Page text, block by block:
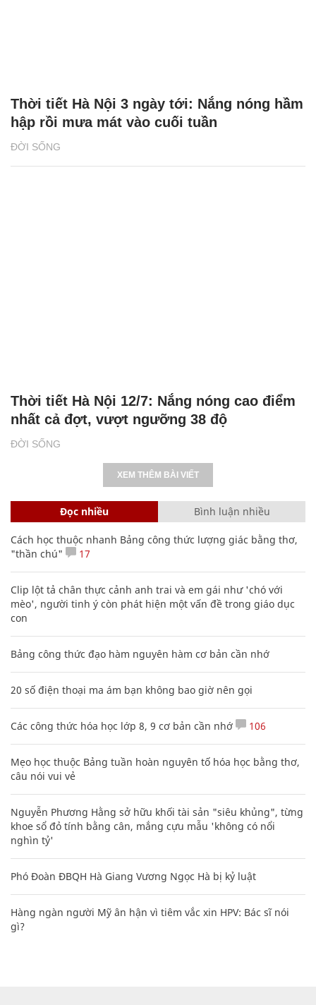
ĐỜI SỐNG
Thời tiết Hà Nội 3 ngày tới: Nắng nóng hầm
hập rồi mưa mát vào cuối tuần
ĐỜI SỐNG
Thời tiết Hà Nội 12/7: Nắng nóng cao điểm
nhất cả đợt, vượt ngưỡng 38 độ
XEM THÊM BÀI VIẾT
Đọc nhiều Bình luận nhiều
Cách học thuộc nhanh Bảng công thức lượng giác bằng thơ,
"thần chú"
17
Clip lột tả chân thực cảnh anh trai và em gái như 'chó với
mèo', người tinh ý còn phát hiện một vấn đề trong giáo dục
con
Bảng công thức đạo hàm nguyên hàm cơ bản cần nhớ
20 số điện thoại ma ám bạn không bao giờ nên gọi
Các công thức hóa học lớp 8, 9 cơ bản cần nhớ 106
Mẹo học thuộc Bảng tuần hoàn nguyên tố hóa học bằng thơ,
câu nói vui vẻ
Nguyễn Phương Hằng sở hữu khối tài sản "siêu khủng", từng
khoe sổ đỏ tính bằng cân, mắng cựu mẫu 'không có nổi
nghìn tỷ'
Phó Đoàn ĐBQH Hà Giang Vương Ngọc Hà bị kỷ luật
Hàng ngàn người Mỹ ân hận vì tiêm vắc xin HPV: Bác sĩ nói
gì?